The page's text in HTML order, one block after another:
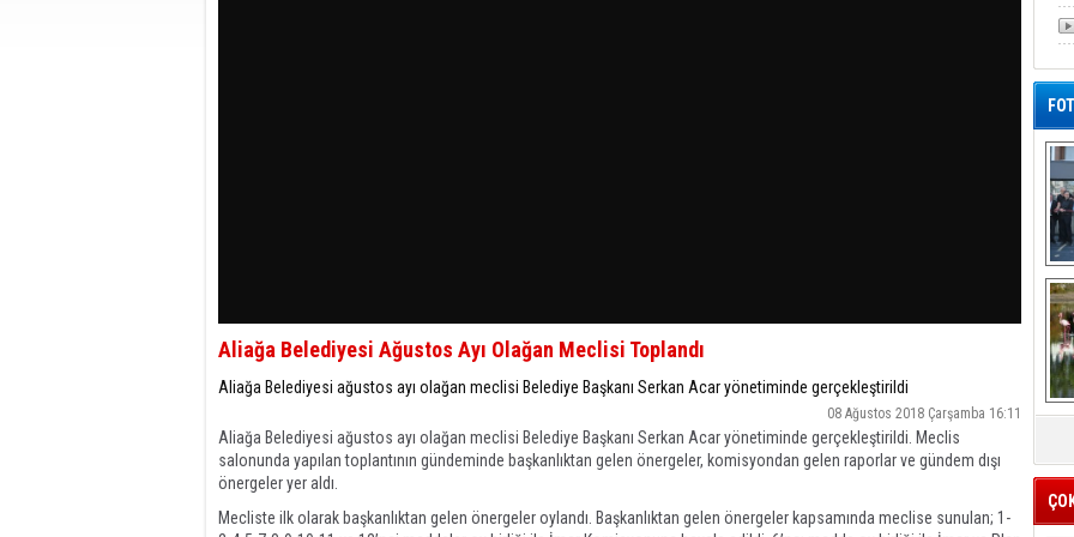
Aliağa Belediyesi Ağustos Ayı Olağan Meclisi Toplandı
Aliağa Belediyesi ağustos ayı olağan meclisi Belediye Başkanı Serkan Acar yönetiminde gerçekleştirildi
08 Ağustos 2018 Çarşamba 16:11
Aliağa Belediyesi ağustos ayı olağan meclisi Belediye Başkanı Serkan Acar yönetiminde gerçekleştirildi. Meclis
salonunda yapılan toplantının gündeminde başkanlıktan gelen önergeler, komisyondan gelen raporlar ve gündem dışı
önergeler yer aldı.
Mecliste ilk olarak başkanlıktan gelen önergeler oylandı. Başkanlıktan gelen önergeler kapsamında meclise sunulan; 1-